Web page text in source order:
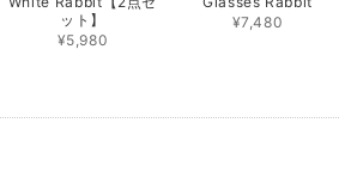
ット】
¥5,980
¥7,480